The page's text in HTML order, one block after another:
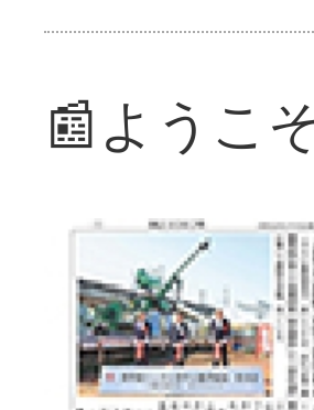
📰ようこ